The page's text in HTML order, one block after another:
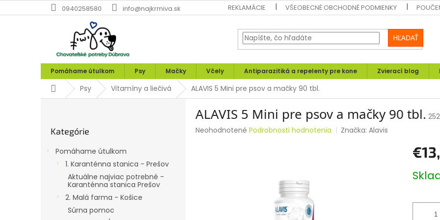
na
0940258580 info@najkrmiva.sk REKLAMÁCIE VŠEOBECNÉ OBCHODNÉ PODMIENKY
HĽADAŤ
Pomáhame útulkom Psy Mačky Včely Antiparazitiká a repelenty pre kone Zvierací blog
DomovPsy Vitamíny a liečivá ALAVIS 5 Mini pre psov a mačky 90 tbl.
kategórie
Kategórie
Pomáhame útulkom
1. Karanténna stanica - Prešov
Aktuálne najviac potrebné -
Karanténna stanica Prešov
2. Malá farma - Košice
Súrna pomoc
ALAVIS 5 Mini pre psov a mačky 90 tbl.
Priemerné
Neohodnotené Podrobnosti hodnotenia Značka:Alavis
cena: